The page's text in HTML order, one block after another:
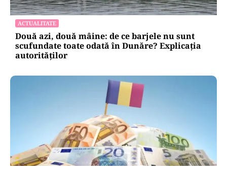
ACTUALITATE
Două azi, două mâine: de ce barjele nu sunt
scufundate toate odată în Dunăre? Explicația
autorităților